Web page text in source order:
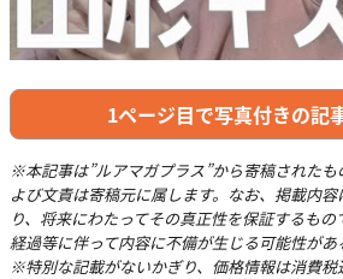
1ページ目で写真付きの記
※本記事は”ルアマガプラス”から寄稿された
よび文責は寄稿元に属します。なお、掲載内
り、将来にわたってその真正性を保証するも
経過等に伴って内容に不備が生じる可能性があ
※特別な記載がないかぎり、価格情報は消費税